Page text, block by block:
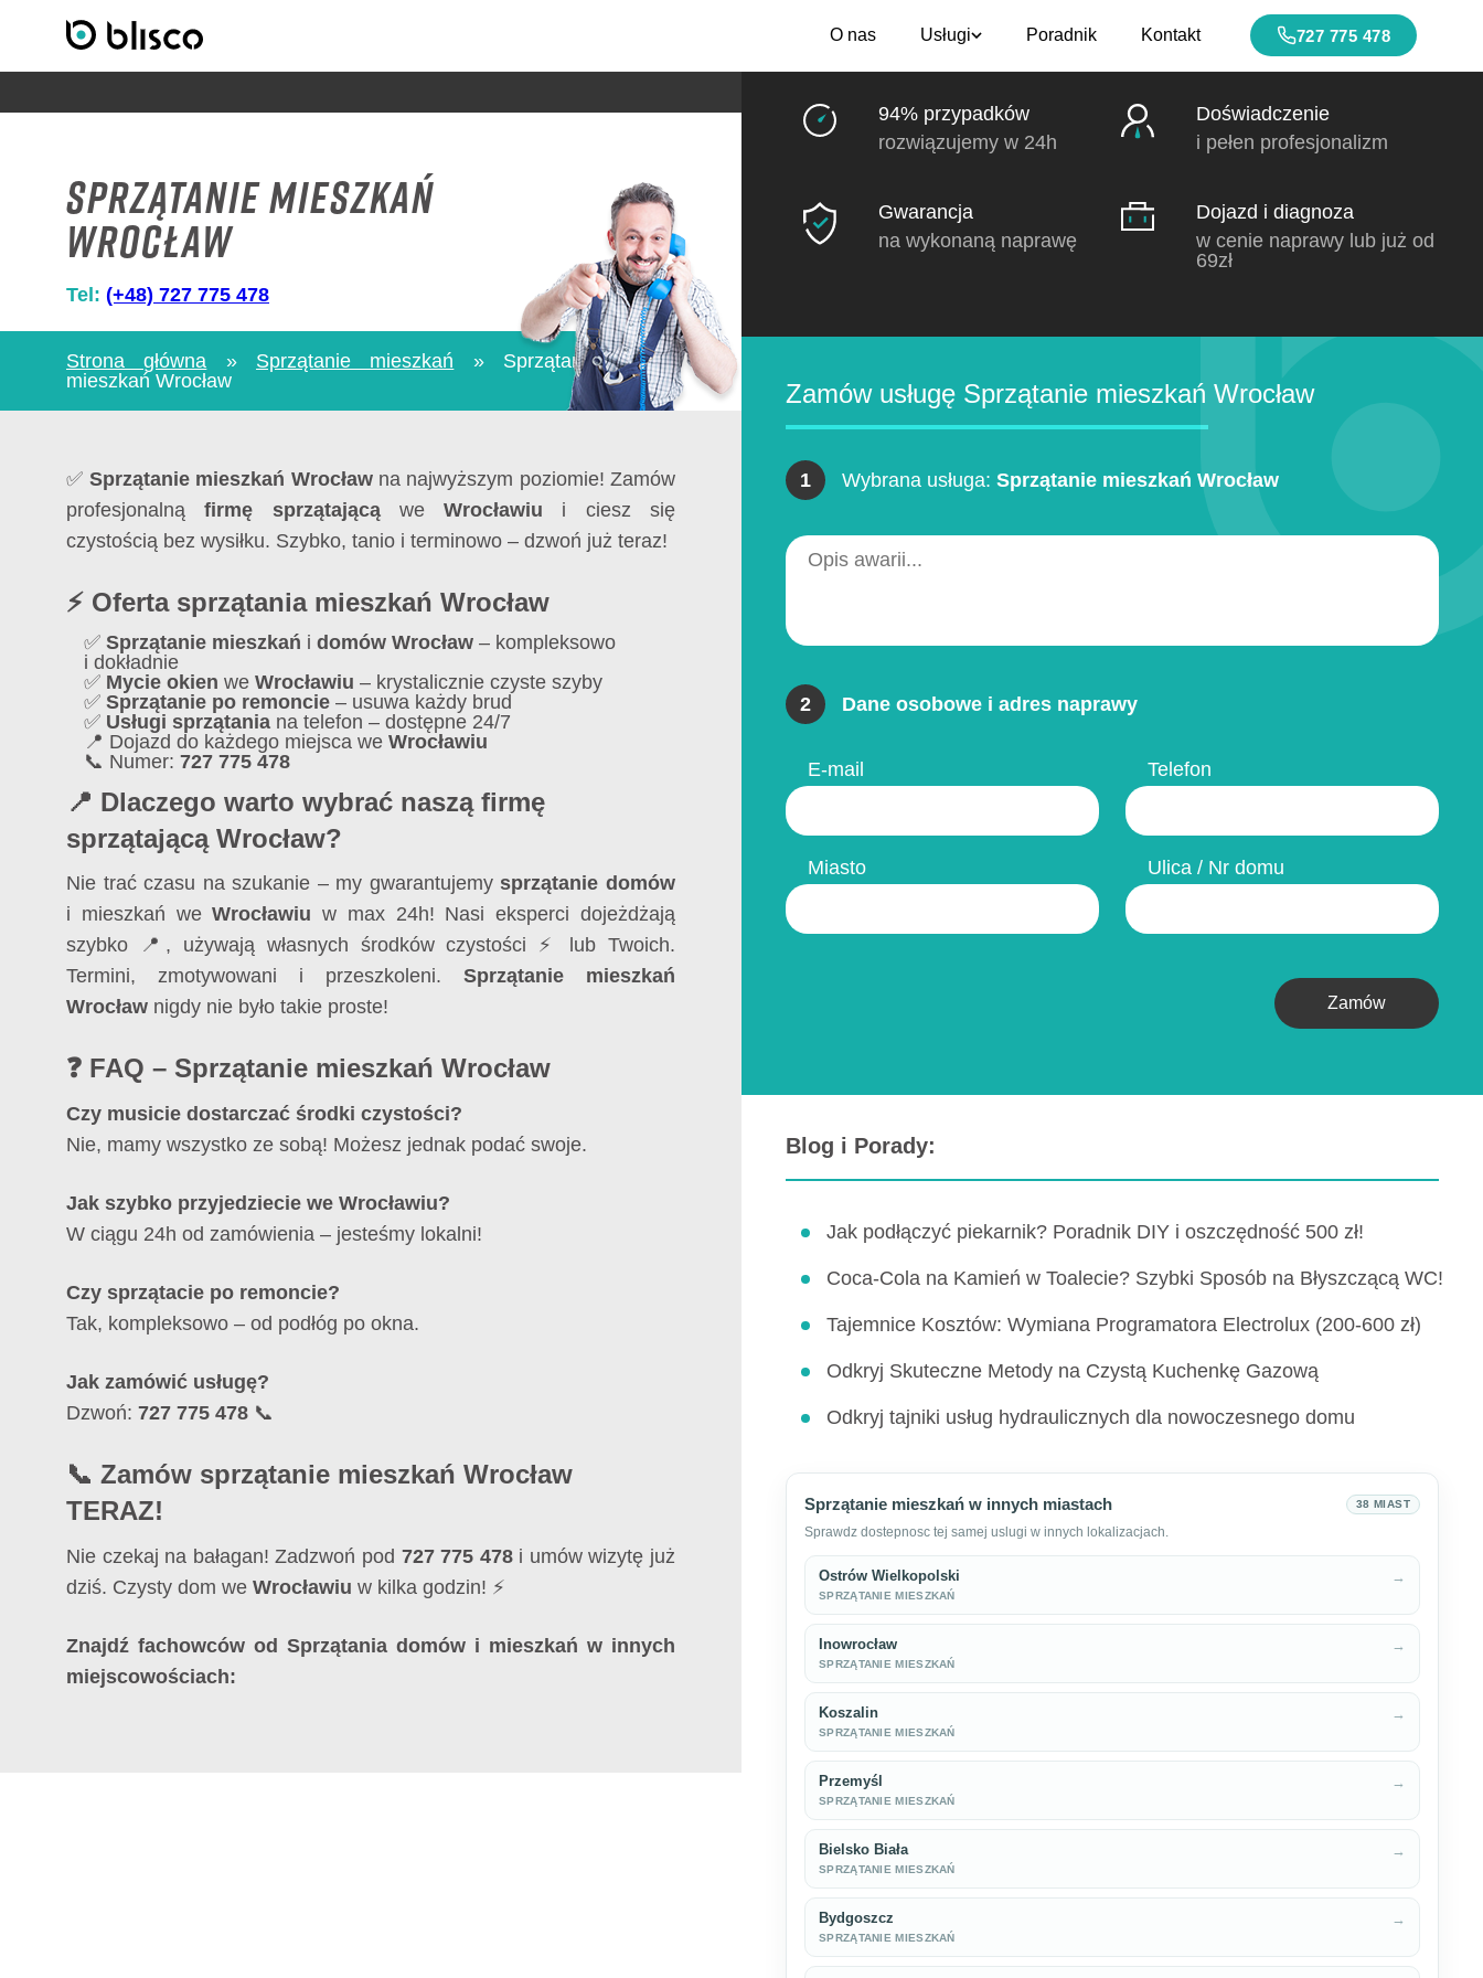
O nas Usługi Poradnik Kontakt 727 775 478
Sprzątanie mieszkań
Wrocław
Tel: (+48) 727 775 478
Strona główna » Sprzątanie mieszkań » Sprzątanie
mieszkań Wrocław
✅ Sprzątanie mieszkań Wrocławna najwyższym poziomie! Zamów
profesjonalnąfirmę sprzątającąweWrocławiu i ciesz się
czystością bez wysiłku. Szybko, tanio i terminowo – dzwoń już teraz!
⚡ Oferta sprzątania mieszkań Wrocław
✅ Sprzątanie mieszkań i domów Wrocław – kompleksowo
i dokładnie
✅ Mycie okien we Wrocławiu – krystalicznie czyste szyby
✅ Sprzątanie po remoncie – usuwa każdy brud
✅ Usługi sprzątania na telefon – dostępne 24/7
📍 Dojazd do każdego miejsca we Wrocławiu
📞 Numer: 727 775 478
📍 Dlaczego warto wybrać naszą firmę
sprzątającą Wrocław?
Nie trać czasu na szukanie – my gwarantujemysprzątanie domów
i mieszkań weWrocławiu w max 24h! Nasi eksperci dojeżdżają
szybko 📍, używają własnych środków czystości ⚡ lub Twoich.
Termini, zmotywowani i przeszkoleni. Sprzątanie mieszkań
Wrocław nigdy nie było takie proste!
❓ FAQ – Sprzątanie mieszkań Wrocław
Czy musicie dostarczać środki czystości?
Nie, mamy wszystko ze sobą! Możesz jednak podać swoje.
Jak szybko przyjedziecie we Wrocławiu?
W ciągu 24h od zamówienia – jesteśmy lokalni!
Czy sprzątacie po remoncie?
Tak, kompleksowo – od podłóg po okna.
Jak zamówić usługę?
Dzwoń: 727 775 478 📞
📞 Zamów sprzątanie mieszkań Wrocław
TERAZ!
Nie czekaj na bałagan! Zadzwoń pod 727 775 478i umów wizytę już
dziś. Czysty dom we Wrocławiu w kilka godzin! ⚡
Znajdź fachowców od Sprzątania domów i mieszkań w innych
miejscowościach:
94% przypadków
rozwiązujemy w 24h
Doświadczenie
i pełen profesjonalizm
Gwarancja
na wykonaną naprawę
Dojazd i diagnoza
w cenie naprawy lub już od
69zł
Zamów usługę Sprzątanie mieszkań Wrocław
1 Wybrana usługa: Sprzątanie mieszkań Wrocław
2 Dane osobowe i adres naprawy
E-mail Telefon
Miasto Ulica / Nr domu
Zamów
Blog i Porady:
Jak podłączyć piekarnik? Poradnik DIY i oszczędność 500 zł!
Coca-Cola na Kamień w Toalecie? Szybki Sposób na Błyszczącą WC!
Tajemnice Kosztów: Wymiana Programatora Electrolux (200-600 zł)
Odkryj Skuteczne Metody na Czystą Kuchenkę Gazową
Odkryj tajniki usług hydraulicznych dla nowoczesnego domu
Sprzątanie mieszkań w innych miastach 38 MIAST
Sprawdz dostepnosc tej samej uslugi w innych lokalizacjach.
Ostrów Wielkopolski
SPRZĄTANIE MIESZKAŃ
→
Inowrocław
SPRZĄTANIE MIESZKAŃ
→
Koszalin
SPRZĄTANIE MIESZKAŃ
→
Przemyśl
SPRZĄTANIE MIESZKAŃ
→
Bielsko Biała
SPRZĄTANIE MIESZKAŃ
→
Bydgoszcz
SPRZĄTANIE MIESZKAŃ
→